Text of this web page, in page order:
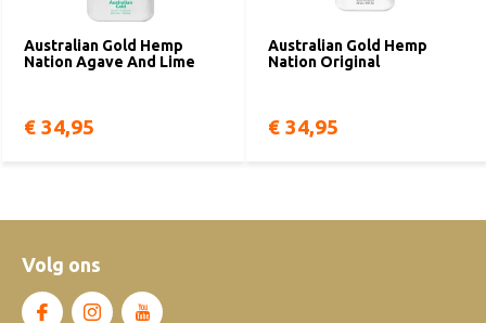
Australian Gold Hemp
Nation Agave And Lime
€ 34,95
Australian Gold Hemp
Nation Original
€ 34,95
Volg ons